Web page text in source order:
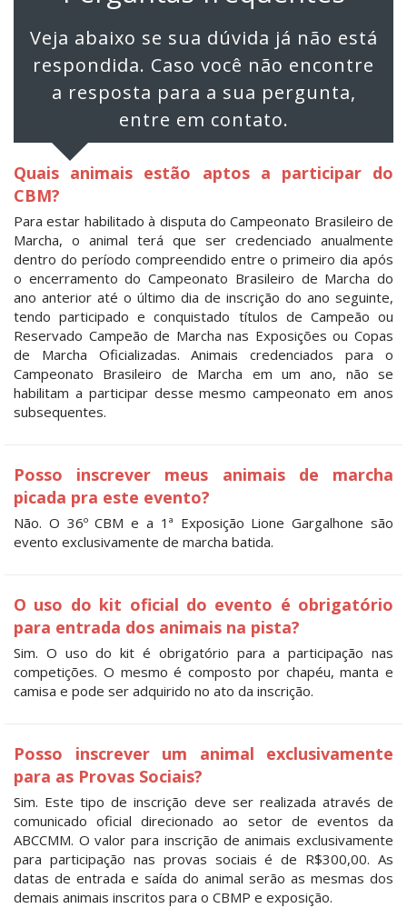
Veja abaixo se sua dúvida já não está
respondida. Caso você não encontre
a resposta para a sua pergunta,
entre em contato.
Quais animais estão aptos a participar do
CBM?
Para estar habilitado à disputa do Campeonato Brasileiro de
Marcha, o animal terá que ser credenciado anualmente
dentro do período compreendido entre o primeiro dia após
o encerramento do Campeonato Brasileiro de Marcha do
ano anterior até o último dia de inscrição do ano seguinte,
tendo participado e conquistado títulos de Campeão ou
Reservado Campeão de Marcha nas Exposições ou Copas
de Marcha Oficializadas. Animais credenciados para o
Campeonato Brasileiro de Marcha em um ano, não se
habilitam a participar desse mesmo campeonato em anos
subsequentes.
Posso inscrever meus animais de marcha
picada pra este evento?
Não. O 36º CBM e a 1ª Exposição Lione Gargalhone são
evento exclusivamente de marcha batida.
O uso do kit oficial do evento é obrigatório
para entrada dos animais na pista?
Sim. O uso do kit é obrigatório para a participação nas
competições. O mesmo é composto por chapéu, manta e
camisa e pode ser adquirido no ato da inscrição.
Posso inscrever um animal exclusivamente
para as Provas Sociais?
Sim. Este tipo de inscrição deve ser realizada através de
comunicado oficial direcionado ao setor de eventos da
ABCCMM. O valor para inscrição de animais exclusivamente
para participação nas provas sociais é de R$300,00. As
datas de entrada e saída do animal serão as mesmas dos
demais animais inscritos para o CBMP e exposição.